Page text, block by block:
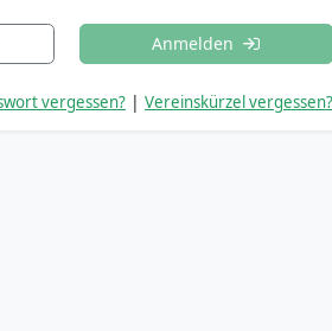
Anmelden
vergessen? | Vereinskürzel vergessen?